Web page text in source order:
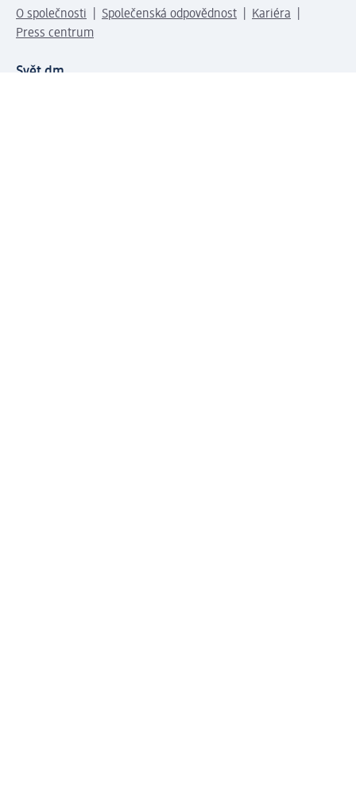
O společnosti Společenská odpovědnost
Kariéra
Press centrum
Svět dm